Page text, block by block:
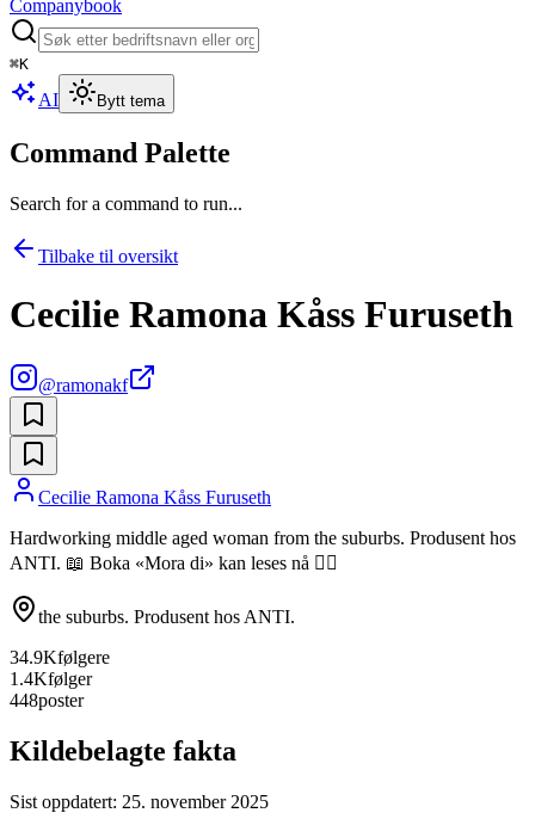
Companybook
⌘K
AI Bytt tema
Command Palette
Search for a command to run...
Tilbake til oversikt
Cecilie Ramona Kåss Furuseth
@ramonakf
Cecilie Ramona Kåss Furuseth
Hardworking middle aged woman from the suburbs. Produsent hos
ANTI. 📖 Boka «Mora di» kan leses nå ✍🏼
the suburbs. Produsent hos ANTI.
34.9Kfølgere
1.4Kfølger
448poster
Kildebelagte fakta
Sist oppdatert: 25. november 2025